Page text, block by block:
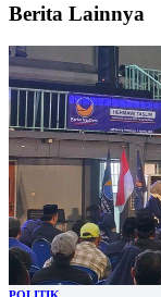
Berita Lainnya